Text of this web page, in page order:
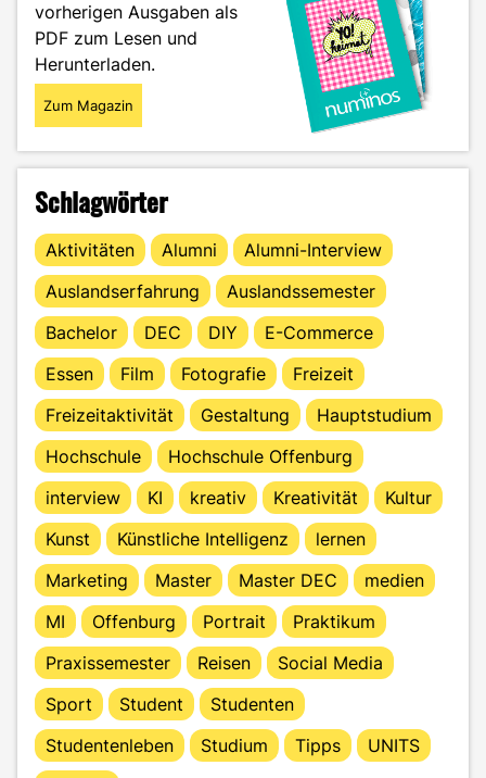
vorherigen Ausgaben als
PDF zum Lesen und
Herunterladen.
Zum Magazin
Schlagwörter
Aktivitäten Alumni
Alumni-Interview
Auslandserfahrung
Auslandssemester
Bachelor
DEC DIY
E-Commerce
Essen
Film Fotografie
Freizeit
Freizeitaktivität
Gestaltung
Hauptstudium
Hochschule
Hochschule Offenburg
interview
KI kreativ Kreativität
Kultur
Kunst
Künstliche Intelligenz
lernen
Marketing
Master Master DEC
medien
MI
Offenburg Portrait
Praktikum
Praxissemester
Reisen
Social Media
Sport
Student
Studenten
Studentenleben
Studium Tipps
UNITS